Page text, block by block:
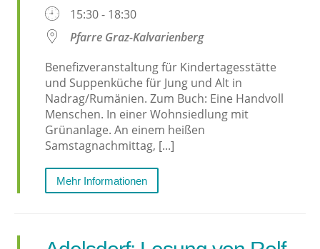
15:30 - 18:30
Pfarre Graz-Kalvarienberg
Benefizveranstaltung für Kindertagesstätte
und Suppenküche für Jung und Alt in
Nadrag/Rumänien. Zum Buch: Eine Handvoll
Menschen. In einer Wohnsiedlung mit
Grünanlage. An einem heißen
Samstagnachmittag, [...]
Mehr Informationen